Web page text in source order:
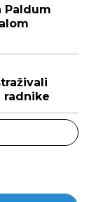
Paldum
radnike